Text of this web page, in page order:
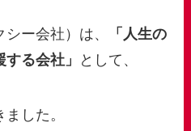
ー会社）は、
「人生の
る会社」
として、
した。